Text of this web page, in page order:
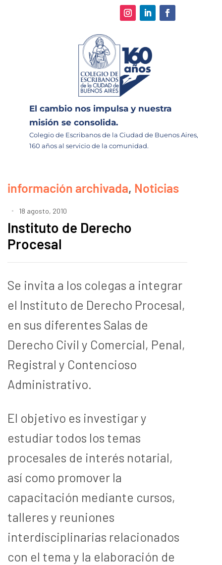
El cambio nos impulsa y nuestra
misión se consolida.
Colegio de Escribanos de la Ciudad de Buenos Aires,
160 años al servicio de la comunidad.
información archivada, Noticias
18 agosto, 2010
Instituto de Derecho
Procesal
Se invita a los colegas a integrar
el Instituto de Derecho Procesal,
en sus diferentes Salas de
Derecho Civil y Comercial, Penal,
Registral y Contencioso
Administrativo.
El objetivo es investigar y
estudiar todos los temas
procesales de interés notarial,
así como promover la
capacitación mediante cursos,
talleres y reuniones
interdisciplinarias relacionados
con el tema y la elaboración de